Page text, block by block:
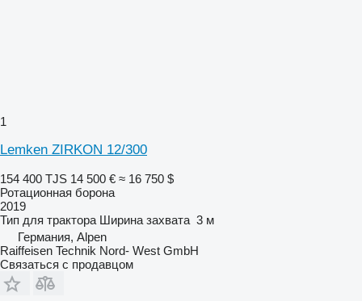
1
Lemken ZIRKON 12/300
154 400 TJS 14 500 € ≈ 16 750 $
Ротационная борона
2019
Тип для трактора Ширина захвата 3 м
Германия, Alpen
Raiffeisen Technik Nord- West GmbH
Связаться с продавцом